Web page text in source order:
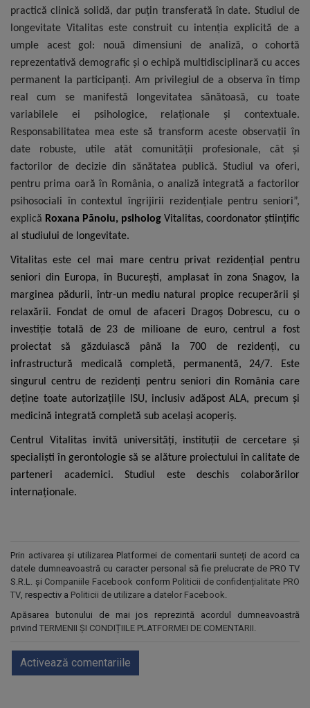
practică clinică solidă, dar puțin transferată în date. Studiul de
longevitate Vitalitas este construit cu intenția explicită de a
umple acest gol: nouă dimensiuni de analiză, o cohortă
reprezentativă demografic și o echipă multidisciplinară cu acces
permanent la participanți. Am privilegiul de a observa în timp
real cum se manifestă longevitatea sănătoasă, cu toate
variabilele ei psihologice, relaționale și contextuale.
Responsabilitatea mea este să transform aceste observații în
date robuste, utile atât comunității profesionale, cât și
factorilor de decizie din sănătatea publică. Studiul va oferi,
pentru prima oară în România, o analiză integrată a factorilor
psihosociali în contextul îngrijirii rezidențiale pentru seniori”,
explică Roxana Pănoiu, psiholog Vitalitas, coordonator științific
al studiului de longevitate.
Vitalitas este cel mai mare centru privat rezidențial pentru
seniori din Europa, în București, amplasat în zona Snagov, la
marginea pădurii, într-un mediu natural propice recuperării și
relaxării. Fondat de omul de afaceri Dragoș Dobrescu, cu o
investiție totală de 23 de milioane de euro, centrul a fost
proiectat să găzduiască până la 700 de rezidenți, cu
infrastructură medicală completă, permanentă, 24/7. Este
singurul centru de rezidenți pentru seniori din România care
deține toate autorizațiile ISU, inclusiv adăpost ALA, precum și
medicină integrată completă sub același acoperiș.
Centrul Vitalitas invită universități, instituții de cercetare și
specialiști în gerontologie să se alăture proiectului în calitate de
parteneri academici. Studiul este deschis colaborărilor
internaționale.
Prin activarea și utilizarea Platformei de comentarii sunteți de acord ca
datele dumneavoastră cu caracter personal să fie prelucrate de PRO TV
S.R.L. și Companiile Facebook conform Politicii de confidențialitate PRO
TV, respectiv a Politicii de utilizare a datelor Facebook.
Apăsarea butonului de mai jos reprezintă acordul dumneavoastră
privind TERMENII ȘI CONDIȚIILE PLATFORMEI DE COMENTARII.
Activează comentariile